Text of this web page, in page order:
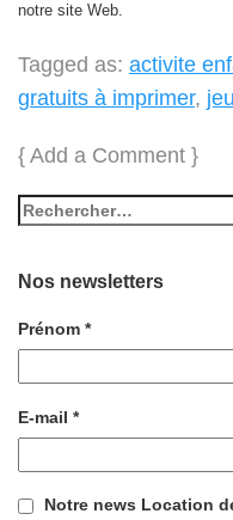
notre site Web.
Tagged as: activite
gratuits à imprimer,
{ Add a Comment }
Nos newsletters
Prénom *
E-mail *
Notre news Location